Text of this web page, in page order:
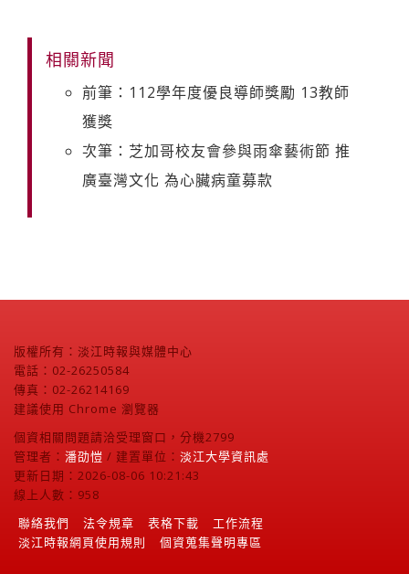
相關新聞
前筆：112學年度優良導師獎勵 13教師
獲獎
次筆：芝加哥校友會參與雨傘藝術節 推
廣臺灣文化 為心臟病童募款
版權所有：淡江時報與媒體中心
電話：02-26250584
傳真：02-26214169
建議使用 Chrome 瀏覽器
個資相關問題請洽受理窗口，分機2799
管理者： 潘劭愷 / 建置單位： 淡江大學資訊處
更新日期：2026-08-06 10:21:43
線上人數：958
聯絡我們
法令規章 表格下載
工作流程
淡江時報網頁使用規則
個資蒐集聲明專區